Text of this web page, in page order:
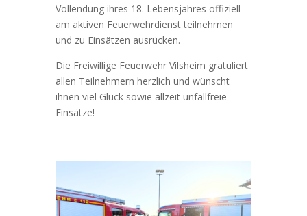
Vollendung ihres 18. Lebensjahres offiziell
am aktiven Feuerwehrdienst teilnehmen
und zu Einsätzen ausrücken.
Die Freiwillige Feuerwehr Vilsheim gratuliert
allen Teilnehmern herzlich und wünscht
ihnen viel Glück sowie allzeit unfallfreie
Einsätze!